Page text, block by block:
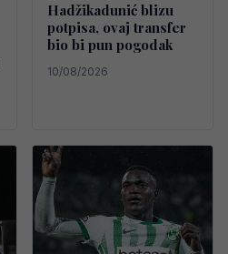
Hadžikadunić blizu
potpisa, ovaj transfer
bio bi pun pogodak
10/08/2026